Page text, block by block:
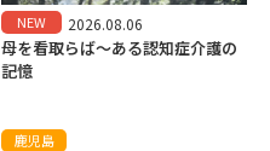
NEW 2026.08.06
母を看取らば～ある認知症介護の
記憶
鹿児島